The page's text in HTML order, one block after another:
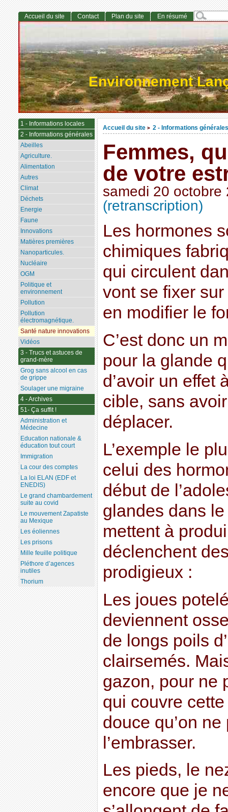
Environnement
Accueil du site > 2 - Informations générales
Femmes,
de votre
samedi 20 octobre
(retranscription)
Les hormones
chimiques
qui circulent
vont se fixer
en modifier le
C’est donc un
pour la glande
d’avoir un effet
cible, sans
déplacer.
L’exemple le
celui des
début de
glandes dans
mettent à
déclenchent
prodigieux :
Les joues
deviennent
de longs poils
clairsemés.
gazon, pour ne
qui couvre
douce qu’on
l’embrasser.
Les pieds, le
encore que je
Accueil du site Contact Plan du site En résumé
1 - Informations locales
2 - Informations générales
Abeilles
Agriculture.
Alimentation
Autres
Climat
Déchets
Energie
Faune
Innovations
Matières premières
Nanoparticules.
Nucléaire
OGM
Politique et
environnement
Pollution
Pollution
électromagnétique.
Santé nature innovations
Vidéos
3 - Trucs et astuces de
grand-mère
Grog sans alcool en cas
de grippe
Soulager une migraine
4 - Archives
51- Ça suffit !
Administration et
Médecine
Education nationale &
éducation tout court
Immigration
La cour des comptes
La loi ELAN (EDF et
ENEDIS)
Le grand chambardement
suite au covid
Le mouvement Zapatiste
au Mexique
Les éoliennes
Les prisons
Mille feuille politique
Pléthore d’agences
inutiles
Thorium